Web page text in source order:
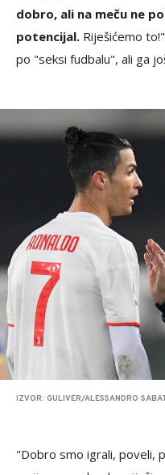
dobro, ali na meču ne
potencijal. Riješićemo
po "seksi fudbalu", ali ga
IZVOR: GULIVER/ALESSANDRO
"Dobro smo igrali, poveli,